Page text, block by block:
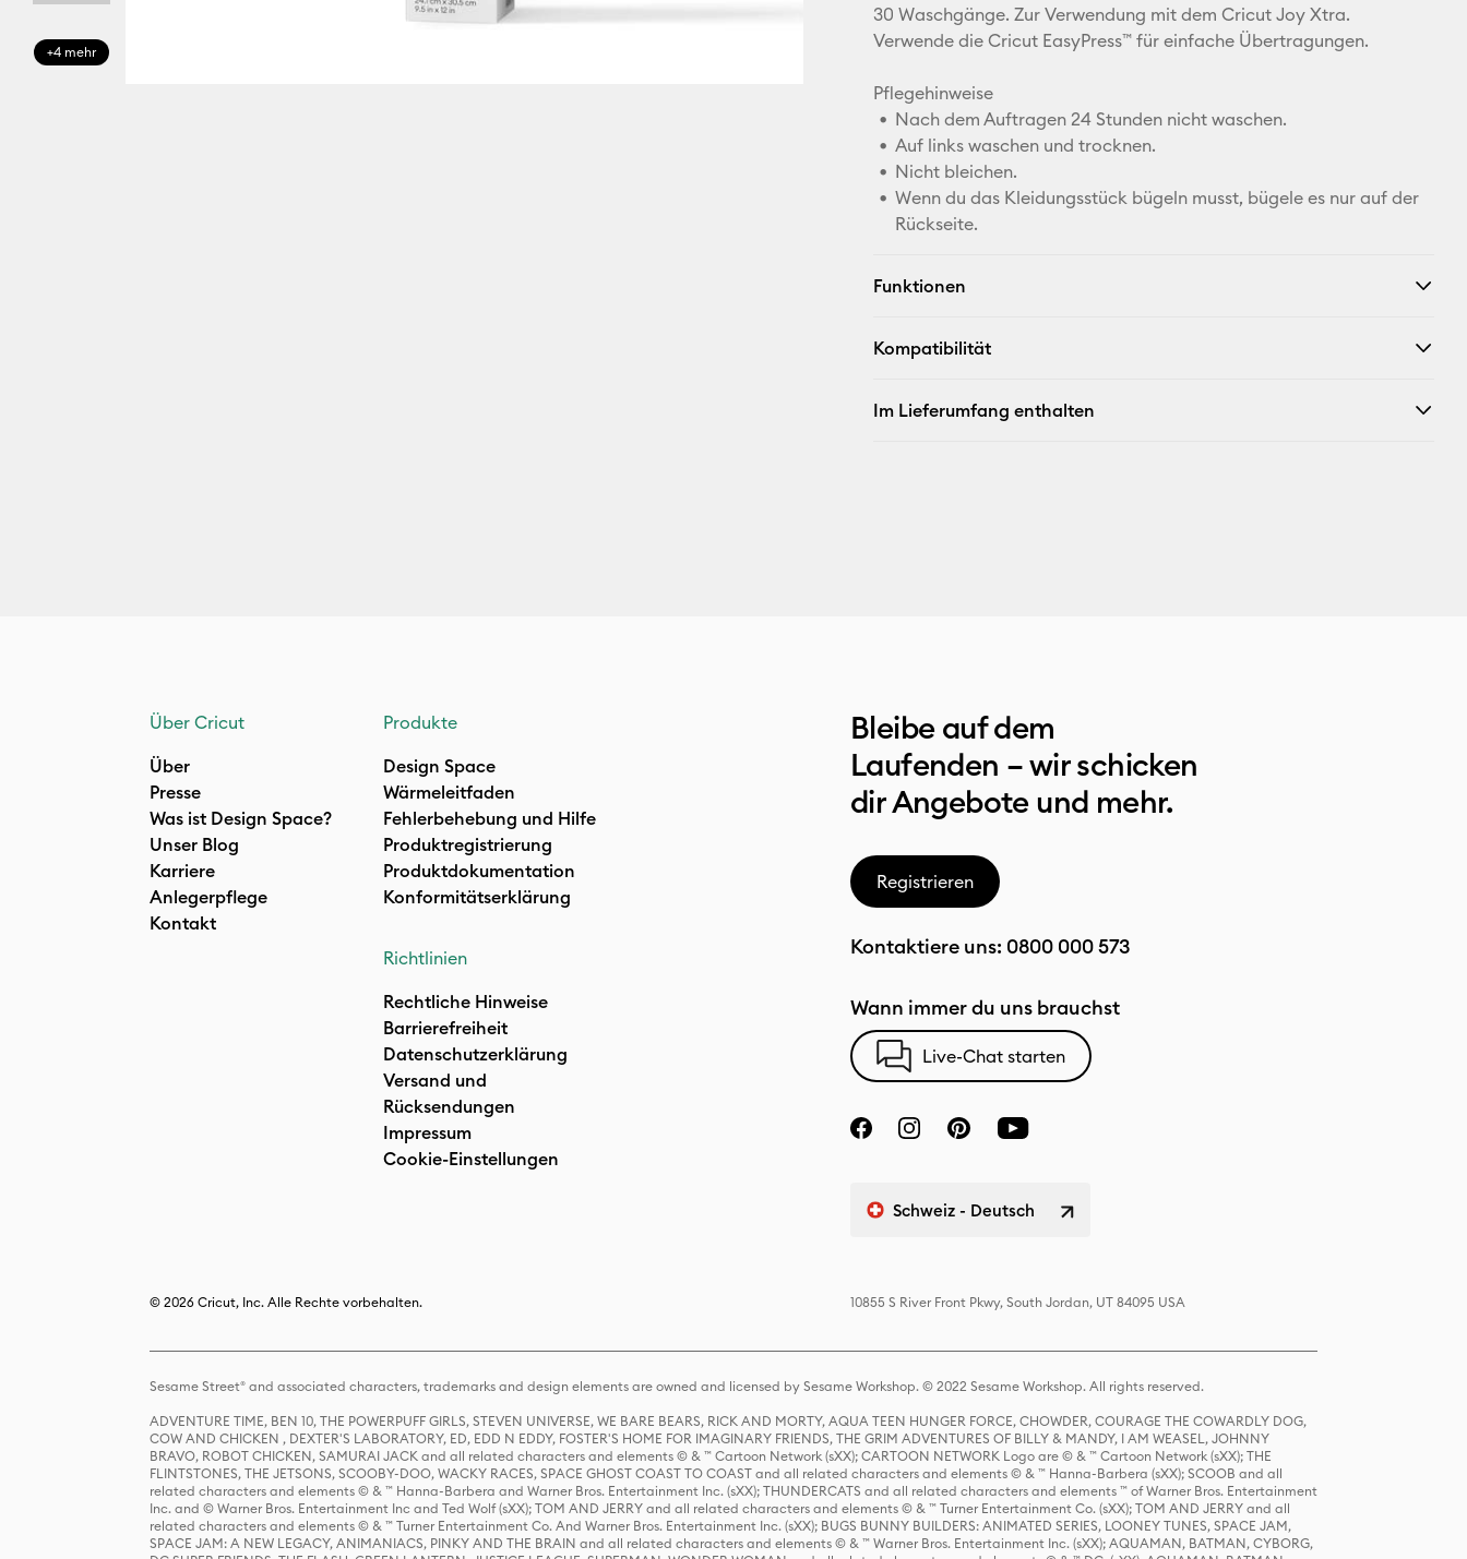
+4 mehr
X
30 Waschgänge. Zur Verwendung mit dem Cricut Joy Xtra.
Verwende die Cricut EasyPress™ für einfache Übertragungen.
Pflegehinweise
Nach dem Auftragen 24 Stunden nicht waschen.
Auf links waschen und trocknen.
Nicht bleichen.
Wenn du das Kleidungsstück bügeln musst, bügele es nur auf der
Rückseite.
Funktionen
Kompatibilität
Im Lieferumfang enthalten
Über Cricut
Über
Presse
Was ist Design Space?
Unser Blog
Karriere
Anlegerpflege
Kontakt
Produkte
Design Space
Wärmeleitfaden
Fehlerbehebung und Hilfe
Produktregistrierung
Produktdokumentation
Konformitätserklärung
Richtlinien
Rechtliche Hinweise
Barrierefreiheit
Datenschutzerklärung
Versand und
Rücksendungen
Impressum
Cookie-Einstellungen
Bleibe auf dem
Laufenden – wir schicken
dir Angebote und mehr.
Registrieren
Kontaktiere uns: 0800 000 573
Wann immer du uns brauchst
Live-Chat starten
Schweiz - Deutsch
© 2026 Cricut, Inc. Alle Rechte vorbehalten. 10855 S River Front Pkwy, South Jordan, UT 84095 USA
Sesame Street® and associated characters, trademarks and design elements are owned and licensed by Sesame Workshop. © 2022 Sesame Workshop. All rights reserved.
ADVENTURE TIME, BEN 10, THE POWERPUFF GIRLS, STEVEN UNIVERSE, WE BARE BEARS, RICK AND MORTY, AQUA TEEN HUNGER FORCE, CHOWDER, COURAGE THE COWARDLY DOG,
COW AND CHICKEN , DEXTER'S LABORATORY, ED, EDD N EDDY, FOSTER'S HOME FOR IMAGINARY FRIENDS, THE GRIM ADVENTURES OF BILLY & MANDY, I AM WEASEL, JOHNNY
BRAVO, ROBOT CHICKEN, SAMURAI JACK and all related characters and elements © & ™ Cartoon Network (sXX); CARTOON NETWORK Logo are © & ™ Cartoon Network (sXX); THE
FLINTSTONES, THE JETSONS, SCOOBY-DOO, WACKY RACES, SPACE GHOST COAST TO COAST and all related characters and elements © & ™ Hanna-Barbera (sXX); SCOOB and all
related characters and elements © & ™ Hanna-Barbera and Warner Bros. Entertainment Inc. (sXX); THUNDERCATS and all related characters and elements ™ of Warner Bros. Entertainment
Inc. and © Warner Bros. Entertainment Inc and Ted Wolf (sXX); TOM AND JERRY and all related characters and elements © & ™ Turner Entertainment Co. (sXX); TOM AND JERRY and all
related characters and elements © & ™ Turner Entertainment Co. And Warner Bros. Entertainment Inc. (sXX); BUGS BUNNY BUILDERS: ANIMATED SERIES, LOONEY TUNES, SPACE JAM,
SPACE JAM: A NEW LEGACY, ANIMANIACS, PINKY AND THE BRAIN and all related characters and elements © & ™ Warner Bros. Entertainment Inc. (sXX); AQUAMAN, BATMAN, CYBORG,